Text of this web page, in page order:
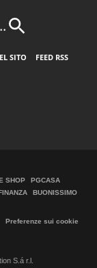
SITO
FEED RSS
SHOP
PGCASA
BUONISSIMO
Preferenze sui cookie
S.á r.l.